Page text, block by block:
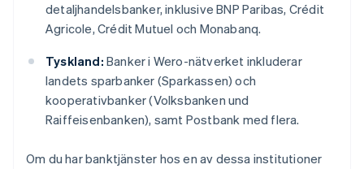
detaljhandelsbanker, inklusive BNP Paribas, Crédit
Agricole, Crédit Mutuel och Monabanq.
Tyskland: Banker i Wero-nätverket inkluderar
landets sparbanker (Sparkassen) och
kooperativbanker (Volksbanken und
Raiffeisenbanken), samt Postbank med flera.
Om du har banktjänster hos en av dessa institutioner